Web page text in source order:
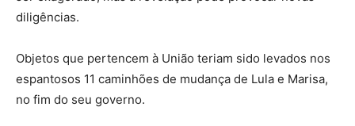
diligências.
Objetos que pertencem à União teriam sido levados nos
espantosos 11 caminhões de mudança de Lula e Marisa,
no fim do seu governo.